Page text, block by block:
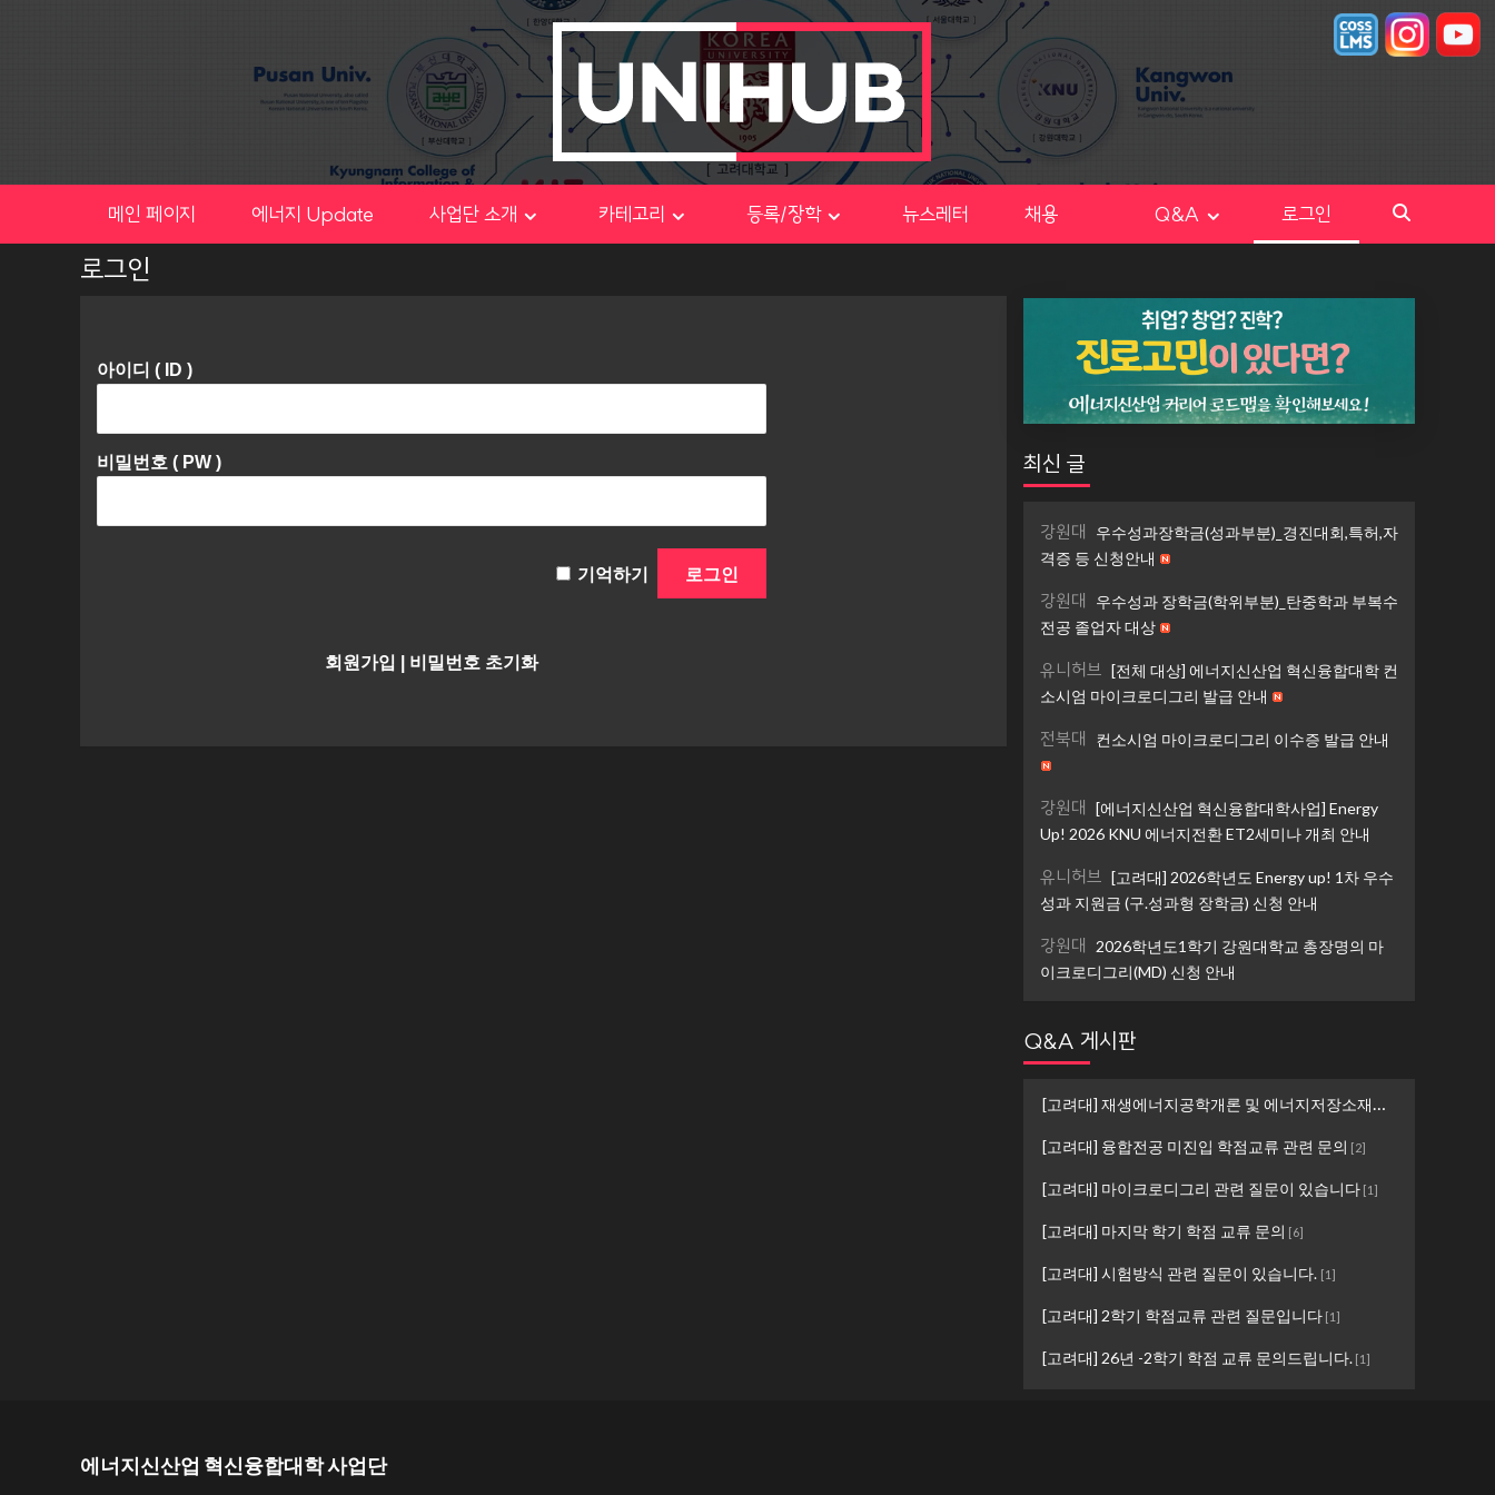
메인 페이지 에너지 Update 사업단 소개 카테고리 등록/장학 뉴스레터 채용 Q&A 로그인
로그인
아이디 ( ID )
비밀번호 ( PW )
기억하기
회원가입 비밀번호 초기화
최신 글
강원대
우수성과장학금(성과부분)_경진대회,특허,자
격증 등 신청안내
강원대
우수성과 장학금(학위부분)_탄중학과 부복수
전공 졸업자 대상
유니허브 [전체 대상] 에너지신산업 혁신융합대학 컨
소시엄 마이크로디그리 발급 안내
전북대 컨소시엄 마이크로디그리 이수증 발급 안내
강원대
[에너지신산업 혁신융합대학사업] Energy
Up! 2026 KNU 에너지전환 ET2세미나 개최 안내
유니허브 [고려대] 2026학년도 Energy up! 1차 우수
성과 지원금 (구.성과형 장학금) 신청 안내
강원대
2026학년도1학기 강원대학교 총장명의 마
이크로디그리(MD) 신청 안내
Q&A 게시판
[고려대] 재생에너지공학개론 및 에너지저장소재설계 ...
[고려대] 융합전공 미진입 학점교류 관련 문의 [2]
[고려대] 마이크로디그리 관련 질문이 있습니다[1]
[고려대] 마지막 학기 학점 교류 문의 [6]
[고려대] 시험방식 관련 질문이 있습니다. [1]
[고려대] 2학기 학점교류 관련 질문입니다[1]
[고려대] 26년 -2학기 학점 교류 문의드립니다.[1]
에너지신산업 혁신융합대학 사업단